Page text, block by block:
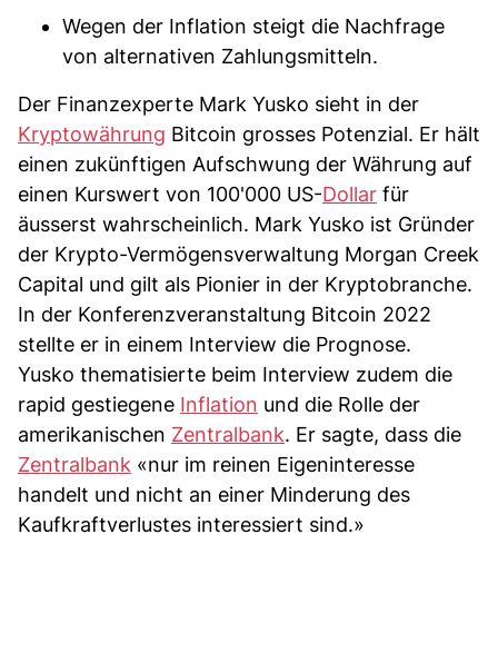
Wegen der Inflation steigt die Nachfrage
von alternativen Zahlungsmitteln.
Der Finanzexperte Mark Yusko sieht in der
Kryptowährung Bitcoin grosses Potenzial. Er hält
einen zukünftigen Aufschwung der Währung auf
einen Kurswert von 100'000 US-Dollar für
äusserst wahrscheinlich. Mark Yusko ist Gründer
der Krypto-Vermögensverwaltung Morgan Creek
Capital und gilt als Pionier in der Kryptobranche.
In der Konferenzveranstaltung Bitcoin 2022
stellte er in einem Interview die Prognose.
Yusko thematisierte beim Interview zudem die
rapid gestiegene Inflation und die Rolle der
amerikanischen Zentralbank. Er sagte, dass die
Zentralbank «nur im reinen Eigeninteresse
handelt und nicht an einer Minderung des
Kaufkraftverlustes interessiert sind.»